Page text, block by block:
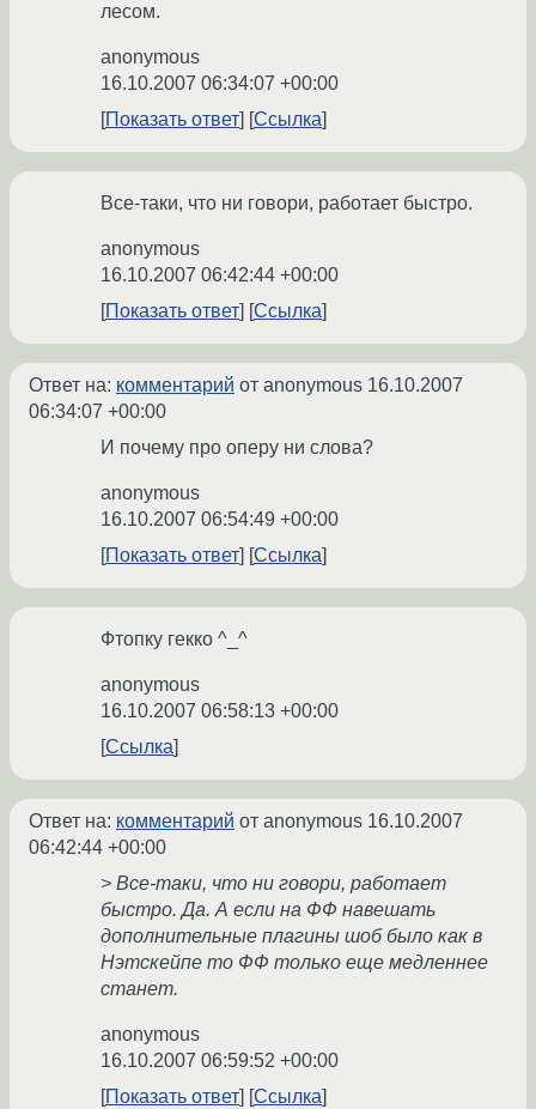
лесом.
anonymous
16.10.2007 06:34:07 +00:00
Показать ответ
Ссылка
Все-таки, что ни говори, работает быстро.
anonymous
16.10.2007 06:42:44 +00:00
Показать ответ
Ссылка
Ответ на: комментарий от anonymous 16.10.2007
06:34:07 +00:00
И почему про оперу ни слова?
anonymous
16.10.2007 06:54:49 +00:00
Показать ответ
Ссылка
Фтопку гекко ^_^
anonymous
16.10.2007 06:58:13 +00:00
Ссылка
Ответ на: комментарий от anonymous 16.10.2007
06:42:44 +00:00
> Все-таки, что ни говори, работает
быстро. Да. А если на ФФ навешать
дополнительные плагины шоб было как в
Нэтскейпе то ФФ только еще медленнее
станет.
anonymous
16.10.2007 06:59:52 +00:00
Показать ответ
Ссылка